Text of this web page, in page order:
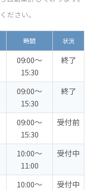
ださい。
時間 状況
09:00〜
15:30
終了
09:00〜
15:30
終了
09:00〜
15:30
受付前
10:00〜
11:00
受付中
10:00〜
受付中